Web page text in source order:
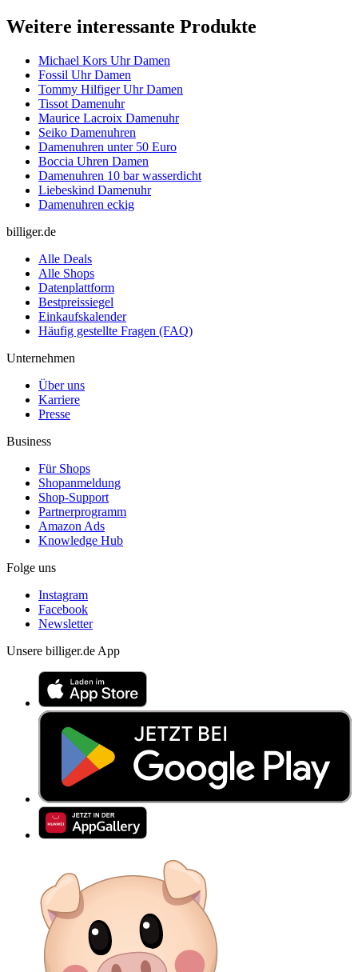
Weitere interessante Produkte
Michael Kors Uhr Damen
Fossil Uhr Damen
Tommy Hilfiger Uhr Damen
Tissot Damenuhr
Maurice Lacroix Damenuhr
Seiko Damenuhren
Damenuhren unter 50 Euro
Boccia Uhren Damen
Damenuhren 10 bar wasserdicht
Liebeskind Damenuhr
Damenuhren eckig
billiger.de
Alle Deals
Alle Shops
Datenplattform
Bestpreissiegel
Einkaufskalender
Häufig gestellte Fragen (FAQ)
Unternehmen
Über uns
Karriere
Presse
Business
Für Shops
Shopanmeldung
Shop-Support
Partnerprogramm
Amazon Ads
Knowledge Hub
Folge uns
Instagram
Facebook
Newsletter
Unsere billiger.de App